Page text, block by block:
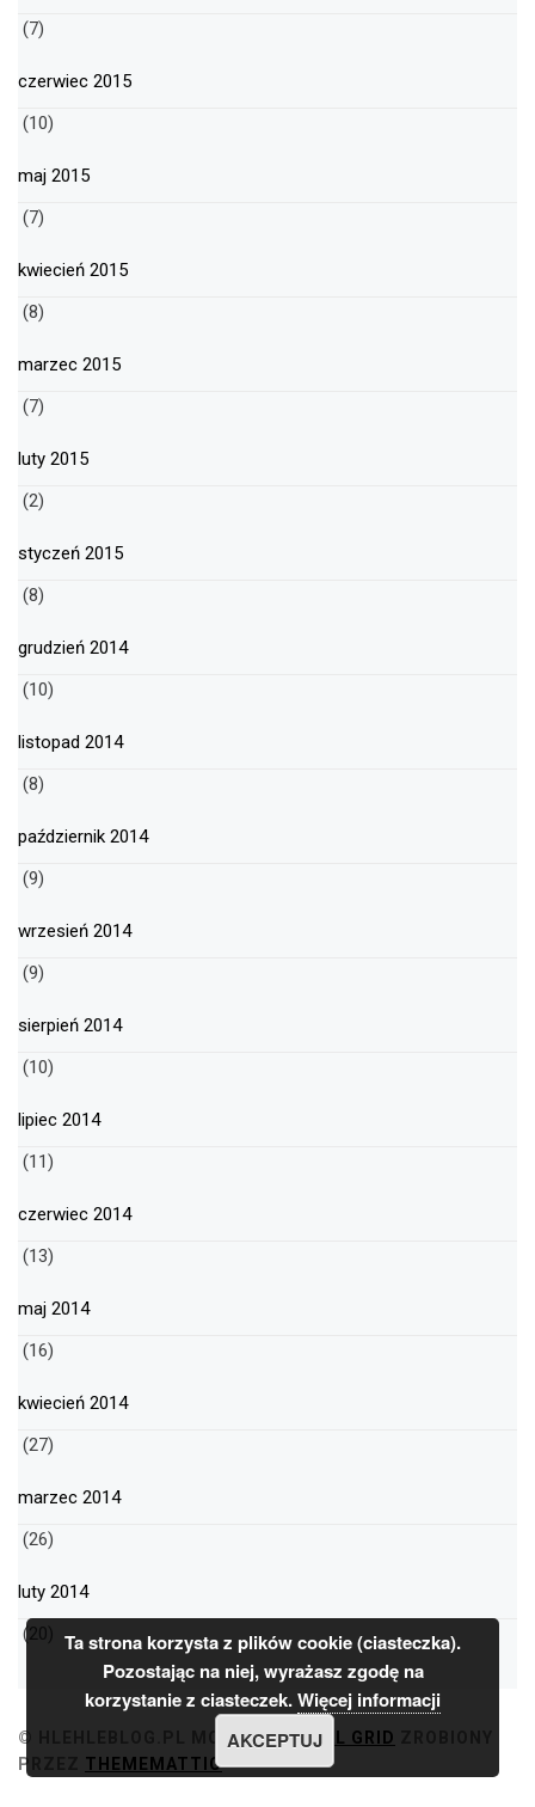
(7)
czerwiec 2015
(10)
maj 2015
(7)
kwiecień 2015
(8)
marzec 2015
(7)
luty 2015
(2)
styczeń 2015
(8)
grudzień 2014
(10)
listopad 2014
(8)
październik 2014
(9)
wrzesień 2014
(9)
sierpień 2014
(10)
lipiec 2014
(11)
czerwiec 2014
(13)
maj 2014
(16)
kwiecień 2014
(27)
marzec 2014
(26)
luty 2014
(20)
© HLEHLEBLOG.PL MOTYWMINIMAL GRID
PRZEZ THEMEMATTIC
Ta strona korzysta z plików cookie (ciasteczka).
Pozostając na niej, wyrażasz zgodę na
korzystanie z ciasteczek.Więcej informacji
AKCEPTUJ